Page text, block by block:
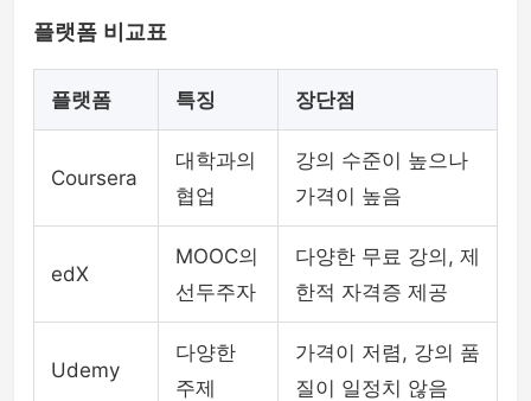
플랫폼 비교표
플랫폼 특징 장단점
Coursera
대학과의
협업
강의 수준이 높으나
가격이 높음
edX
MOOC의
선두주자
다양한 무료 강의, 제
한적 자격증 제공
Udemy
다양한
주제
가격이 저렴, 강의 품
질이 일정치 않음